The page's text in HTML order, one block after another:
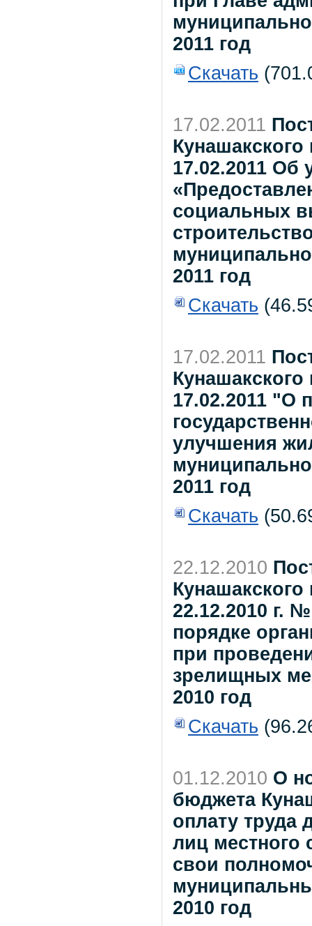
2011 год
Скачать
17.02.2011
17.02.2011 Об
социальных
2011 год
Скачать
17.02.2011
17.02.2011 "О
улучшения
2011 год
Скачать
22.12.2010
22.12.2010 г.
порядке
при
зрелищных
2010 год
Скачать
01.12.2010 О
бюджета
оплату труда
лиц местного
свои
2010 год